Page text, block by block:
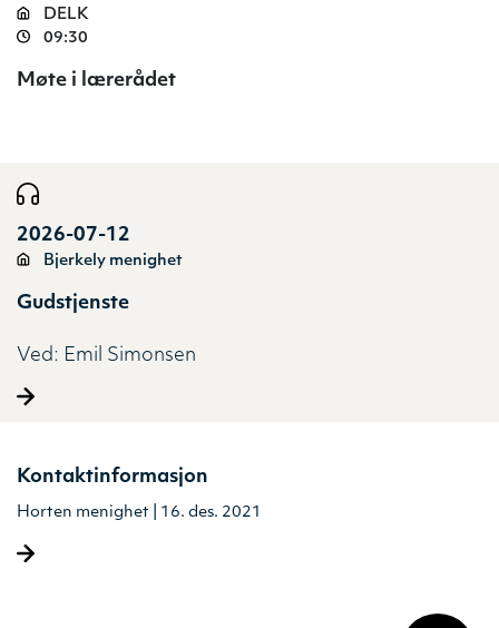
DELK
09:30
Møte i lærerådet
2026-07-12
Bjerkely menighet
Gudstjenste
Ved: Emil Simonsen
Kontaktinformasjon
Horten menighet | 16. des. 2021